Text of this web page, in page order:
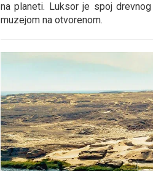
na planeti. Luksor je spoj
muzejom na otvorenom.